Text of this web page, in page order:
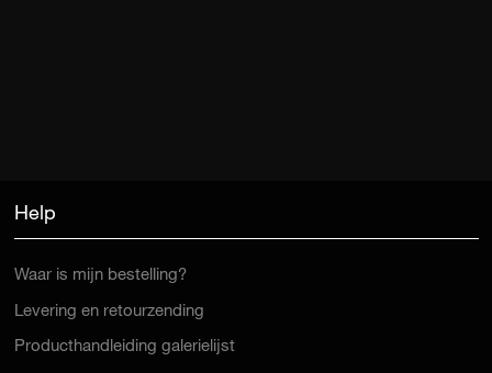
Help
Waar is mijn bestelling?
Levering en retourzending
Producthandleiding galerielijst